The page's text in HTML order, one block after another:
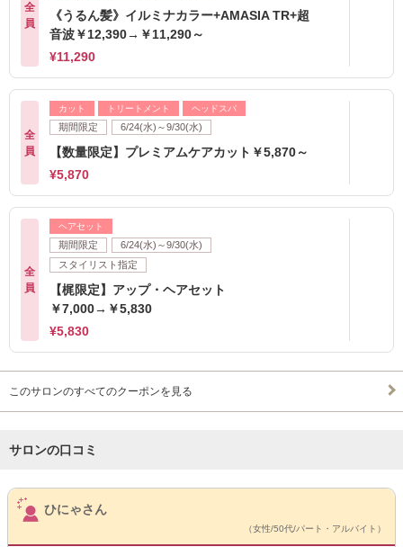
全
員
《うるん髪》イルミナカラー+AMASIA TR+超
音波￥12,390→￥11,290～
¥11,290
全
員
カット トリートメント ヘッドスパ
期間限定 6/24(水)～9/30(水)
【数量限定】プレミアムケアカット￥5,870～
¥5,870
全
員
ヘアセット
期間限定
6/24(水)～9/30(水)
スタイリスト指定
【梶限定】アップ・ヘアセット
￥7,000→￥5,830
¥5,830
このサロンのすべてのクーポンを見る
サロンの口コミ
サロンPick Up
ひにゃさん
（女性/50代/パート・アルバイト）